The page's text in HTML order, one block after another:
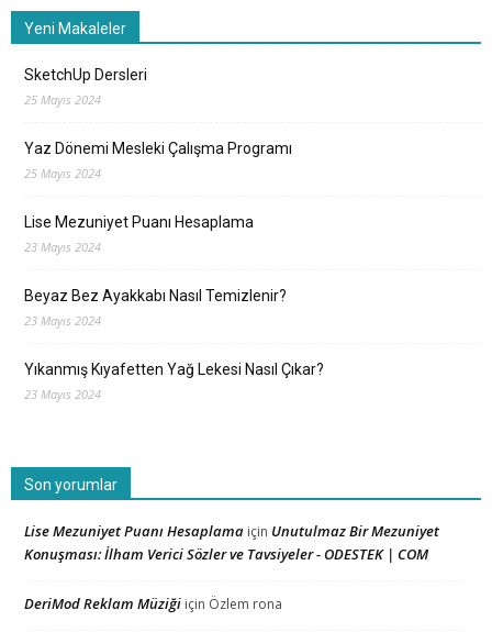
Yeni Makaleler
SketchUp Dersleri
25 Mayıs 2024
Yaz Dönemi Mesleki Çalışma Programı
25 Mayıs 2024
Lise Mezuniyet Puanı Hesaplama
23 Mayıs 2024
Beyaz Bez Ayakkabı Nasıl Temizlenir?
23 Mayıs 2024
Yıkanmış Kıyafetten Yağ Lekesi Nasıl Çıkar?
23 Mayıs 2024
Son yorumlar
Lise Mezuniyet Puanı Hesaplama için Unutulmaz Bir Mezuniyet
Konuşması: İlham Verici Sözler ve Tavsiyeler - ODESTEK | COM
DeriMod Reklam Müziği için Özlem rona